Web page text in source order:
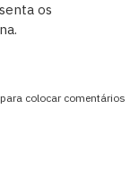
os
colocar comentários